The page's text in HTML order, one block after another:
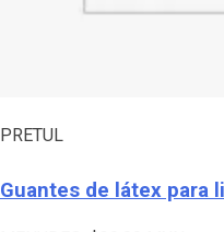
PRETUL
Guantes de látex para